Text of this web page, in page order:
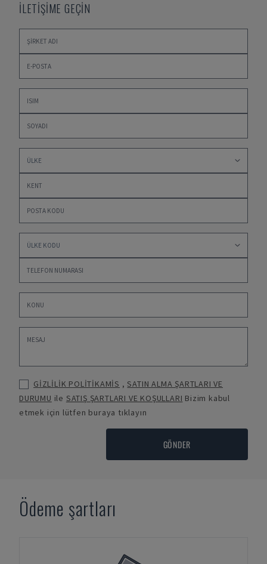
İLETİŞİME GEÇİN
GİZLİLİK POLİTİKAMİS ,SATIN ALMA ŞARTLARI VE
DURUMU ile SATIŞ ŞARTLARI VE KOŞULLARI Bizim kabul
etmek için lütfen buraya tıklayın
GÖNDER
Ödeme şartları